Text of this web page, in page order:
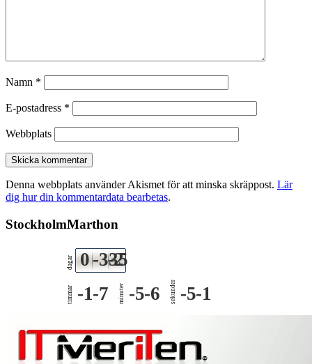
Namn *
E-postadress *
Webbplats
Denna webbplats använder Akismet för att minska skräppost. Lär
dig hur din kommentardata bearbetas.
StockholmMarthon
dagar 0-335
-2
timmar -1-7 minuter -5-6 sekunder -5-1